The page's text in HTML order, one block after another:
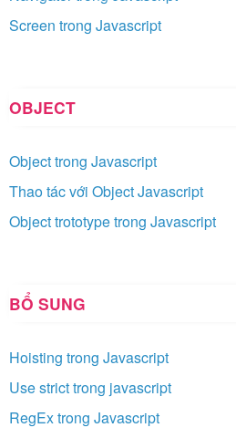
Screen trong Javascript
OBJECT
Object trong Javascript
Thao tác với Object Javascript
Object trototype trong Javascript
BỔ SUNG
Hoisting trong Javascript
Use strict trong javascript
RegEx trong Javascript